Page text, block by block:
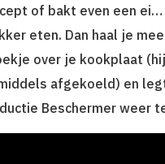
of bakt even een ei…
eten. Dan haal je
over je kookplaat
afgekoeld) en
Beschermer weer